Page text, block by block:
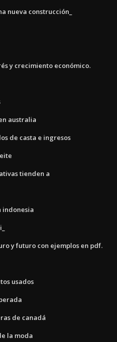
nueva construcción_
y crecimiento económico.
australia
de casta e ingresos
tienden a
indonesia
y futuro con ejemplos en pdf.
usados
de canadá
la moda